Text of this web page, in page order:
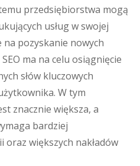
przedsiębiorstwa mogą
usług w swojej
na pozyskanie nowych
ma na celu osiągnięcie
słów kluczowych
W tym
znacznie większa, a
bardziej
większych nakładów